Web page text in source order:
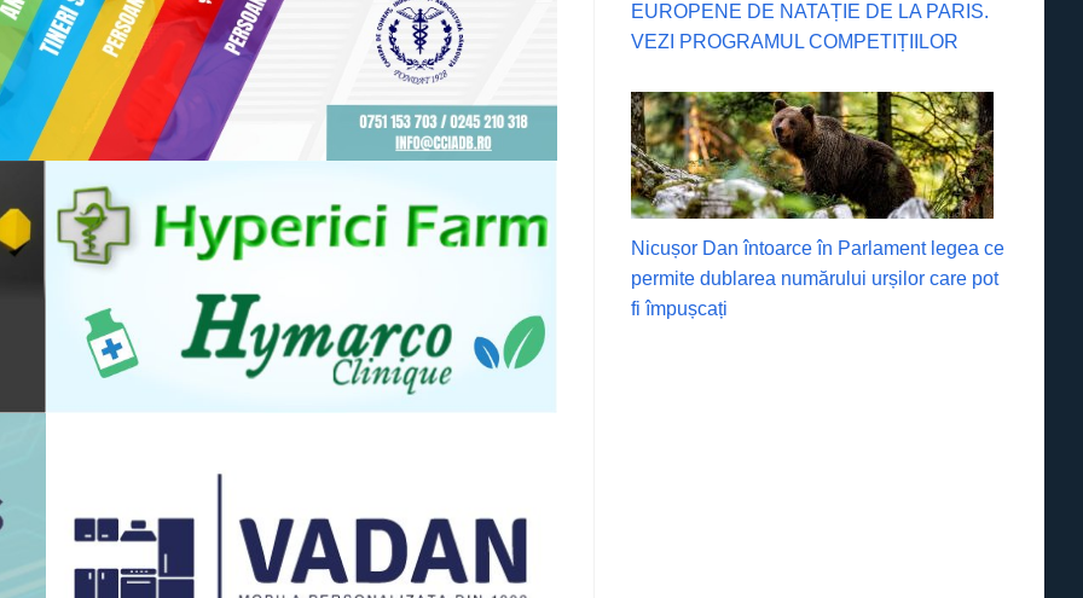
EUROPENE DE NATAȚIE DE LA PARIS.
VEZI PROGRAMUL COMPETIȚIILOR
Nicușor Dan întoarce în Parlament legea ce
permite dublarea numărului urșilor care pot
fi împușcați